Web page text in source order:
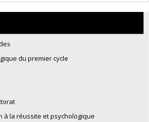
du premier cycle
à la réussite et psychologique